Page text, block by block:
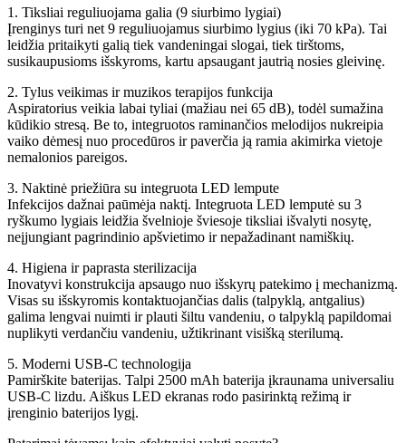
1. Tiksliai reguliuojama galia (9 siurbimo lygiai)
Įrenginys turi net 9 reguliuojamus siurbimo lygius (iki 70 kPa). Tai
leidžia pritaikyti galią tiek vandeningai slogai, tiek tirštoms,
susikaupusioms išskyroms, kartu apsaugant jautrią nosies gleivinę.
2. Tylus veikimas ir muzikos terapijos funkcija
Aspiratorius veikia labai tyliai (mažiau nei 65 dB), todėl sumažina
kūdikio stresą. Be to, integruotos raminančios melodijos nukreipia
vaiko dėmesį nuo procedūros ir paverčia ją ramia akimirka vietoje
nemalonios pareigos.
3. Naktinė priežiūra su integruota LED lempute
Infekcijos dažnai paūmėja naktį. Integruota LED lemputė su 3
ryškumo lygiais leidžia švelnioje šviesoje tiksliai išvalyti nosytę,
neįjungiant pagrindinio apšvietimo ir nepažadinant namiškių.
4. Higiena ir paprasta sterilizacija
Inovatyvi konstrukcija apsaugo nuo išskyrų patekimo į mechanizmą.
Visas su išskyromis kontaktuojančias dalis (talpyklą, antgalius)
galima lengvai nuimti ir plauti šiltu vandeniu, o talpyklą papildomai
nuplikyti verdančiu vandeniu, užtikrinant visišką sterilumą.
5. Moderni USB-C technologija
Pamirškite baterijas. Talpi 2500 mAh baterija įkraunama universaliu
USB-C lizdu. Aiškus LED ekranas rodo pasirinktą režimą ir
įrenginio baterijos lygį.